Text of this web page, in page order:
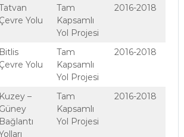
Çevre Yolu
Tam
Kapsamlı
Yol Projesi
2016-2018
Bitlis
Çevre Yolu
Tam
Kapsamlı
Yol Projesi
2016-2018
Kuzey –
Güney
Bağlantı
Tam
Kapsamlı
Yol Projesi
2016-2018